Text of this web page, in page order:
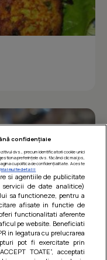
confidențiale
dvs., precum identificatorii cookie unici
preferințele dvs. făcând clic mai jos,
cu politica de confidențialitate. Aceste
Mai multe detalii
si agentiile de publicitate
de date analitice)
sa functioneze, pentru a
afisate in functie de
functionalitati aferente
pe website. Beneficiati
in legatura cu prelucrarea
pot fi exercitate prin
TOATE”, acceptati